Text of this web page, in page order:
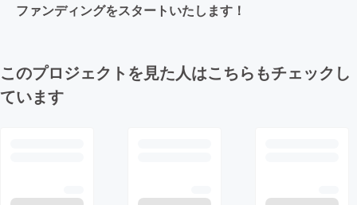
ファンディングをスタートいたします！
このプロジェクトを見た人はこちらもチェックし
ています